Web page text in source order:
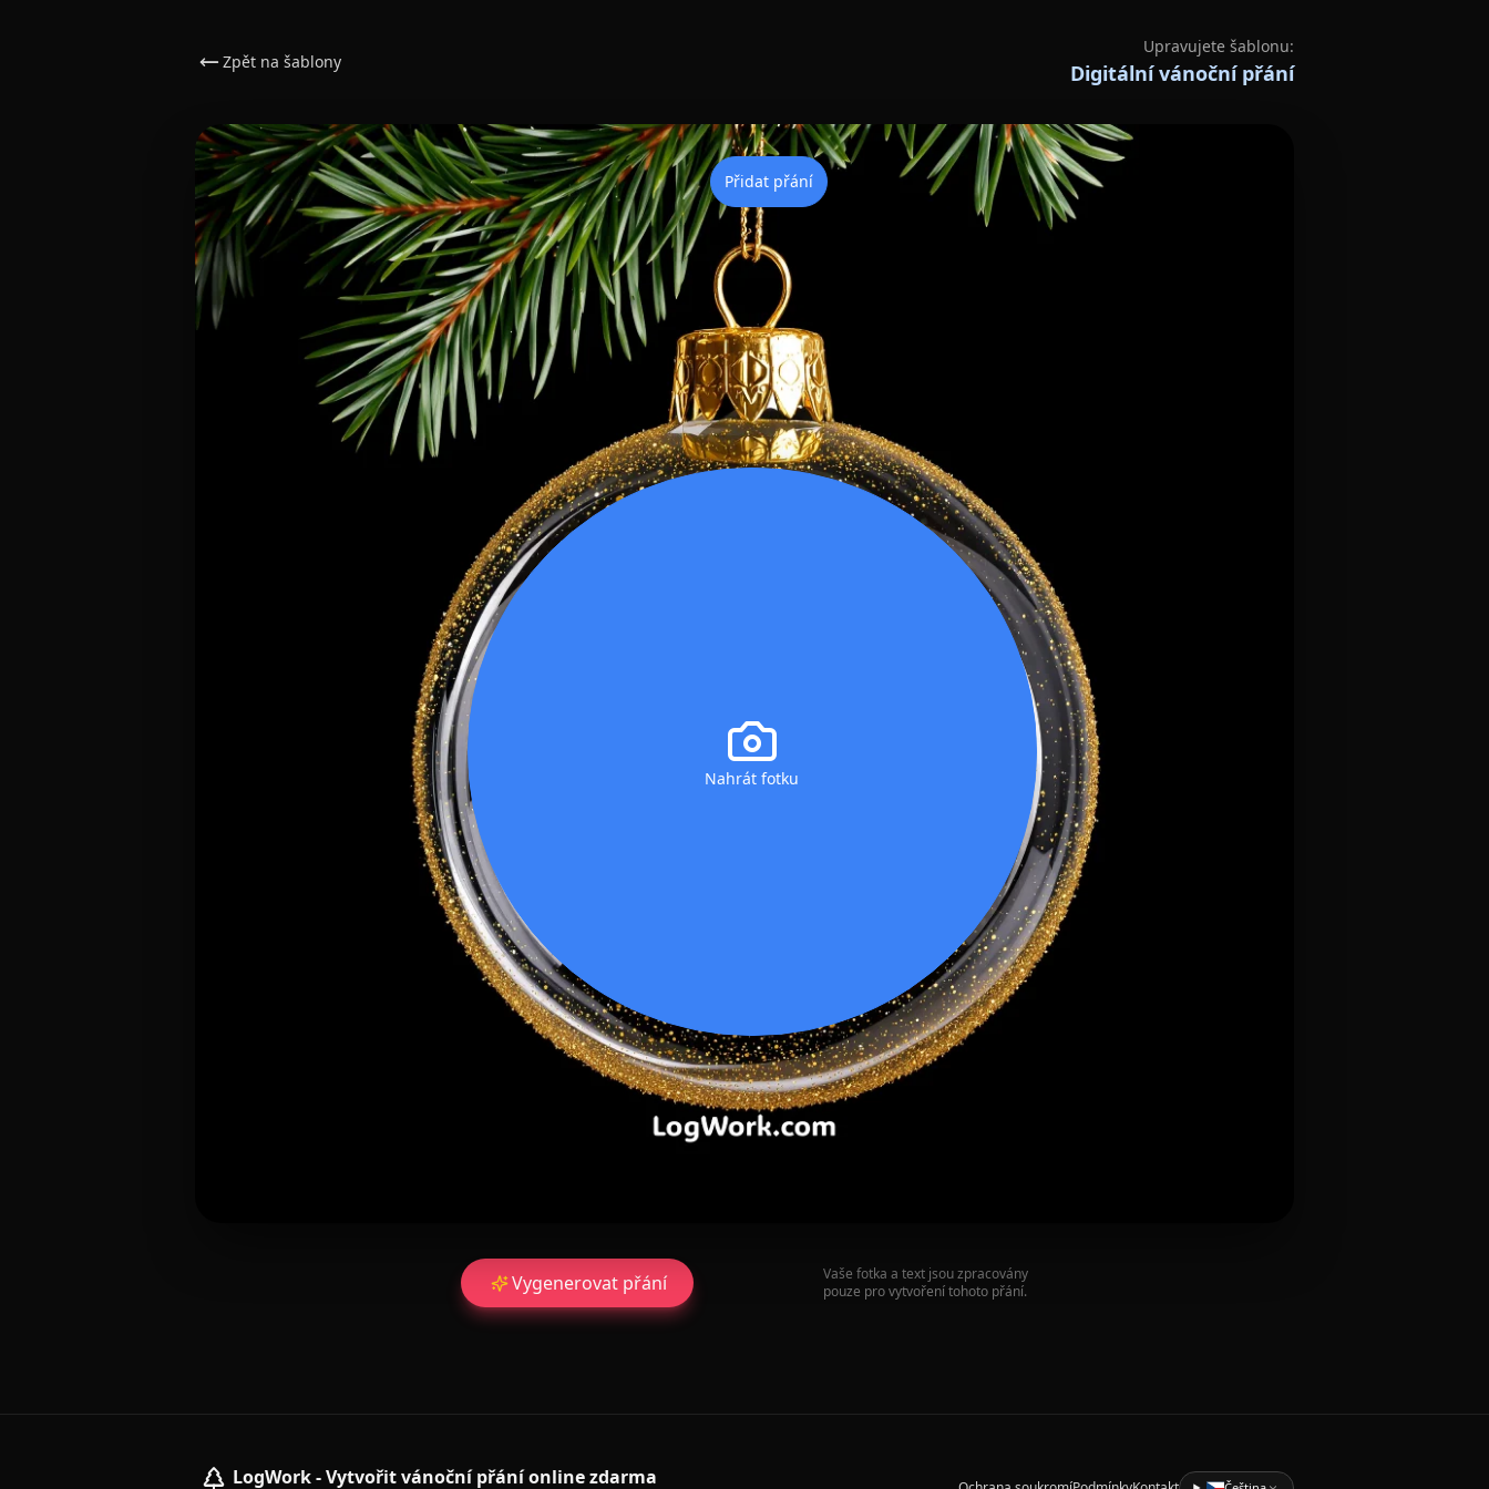
Zpět na šablony
Upravujete šablonu:
Digitální vánoční přání
Nahrát fotku
Přidat přání
Vygenerovat přání
Vaše fotka a text jsou zpracovány
pouze pro vytvoření tohoto přání.
LogWork - Vytvořit vánoční přání online zdarma